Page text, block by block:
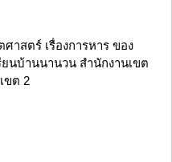
าสตร์ เรื่องการหาร ของ
นบ้านนานวน สำนักงานเขต
ขต 2